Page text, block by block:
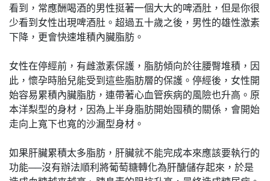
看到，常應酬喝酒的男性挺著一個大大的啤酒肚，但是你很
少看到女性出現啤酒肚。超過五十歲之後，男性的雄性激素
下降，更會快速堆積內臟脂肪。
女性在停經前，有雌激素保護，脂肪傾向於往腰臀堆積，因
此，懷孕時胎兒能受到這些脂肪層的保護。停經後，女性開
始容易累積內臟脂肪，連帶著心血管疾病的風險也升高。原
本洋梨型的身材，因為上半身脂肪開始囤積的關係，會開始
走向上寬下也寬的沙漏型身材。
如果肝臟累積太多脂肪，肝臟就不能完成本來應該要執行的
功能──沒有辦法順利將葡萄糖轉化為肝醣儲存起來，於是